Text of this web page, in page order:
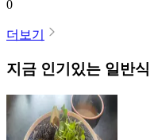
0
더보기
지금 인기있는 일반식